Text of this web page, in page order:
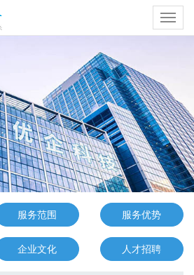
服务范围 服务优势
企业文化 人才招聘